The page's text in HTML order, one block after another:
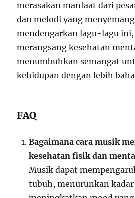
merasakan manfaat dari
dan melodi yang
mendengarkan lagu-lagu ini,
merangsang kesehatan
menumbuhkan semangat
kehidupan dengan lebih
FAQ
Bagaimana cara musik
kesehatan fisik dan
Musik dapat
tubuh, menurunkan kadar